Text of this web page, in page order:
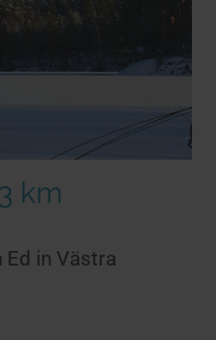
km
Ed in Västra